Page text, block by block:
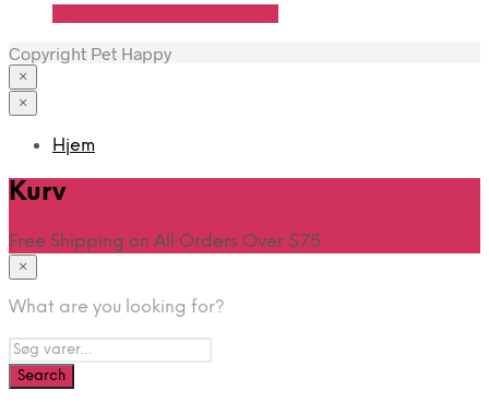
Copyright Pet Happy
×
×
Hjem
Kurv
Free Shipping on All Orders Over $75
×
What are you looking for?